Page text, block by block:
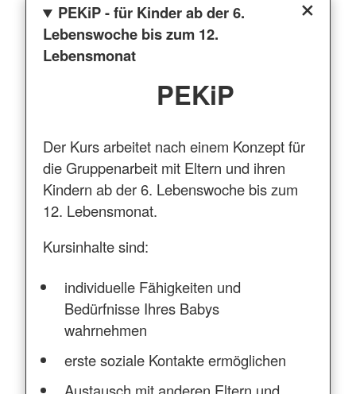
PEKiP - für Kinder ab der 6.
Lebenswoche bis zum 12.
Lebensmonat
PEKiP
Der Kurs arbeitet nach einem Konzept für
die Gruppenarbeit mit Eltern und ihren
Kindern ab der 6. Lebenswoche bis zum
12. Lebensmonat.
Kursinhalte sind:
individuelle Fähigkeiten und
Bedürfnisse Ihres Babys
wahrnehmen
erste soziale Kontakte ermöglichen